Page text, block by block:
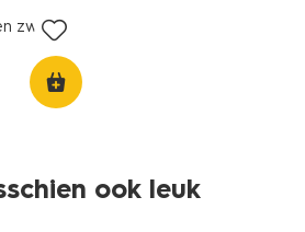
zwart -
ook leuk